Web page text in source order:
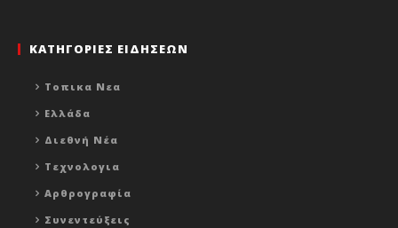
ΚΑΤΗΓΟΡΙΕΣ ΕΙΔΗΣΕΩΝ
Τοπικα Νεα
Ελλάδα
Διεθνή Νέα
Τεχνολογια
Αρθρογραφία
Συνεντεύξεις